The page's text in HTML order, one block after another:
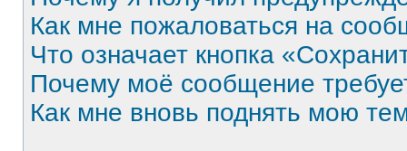
Как мне пожаловаться на
Что означает кнопка
Почему моё сообщение
Как мне вновь поднять мою